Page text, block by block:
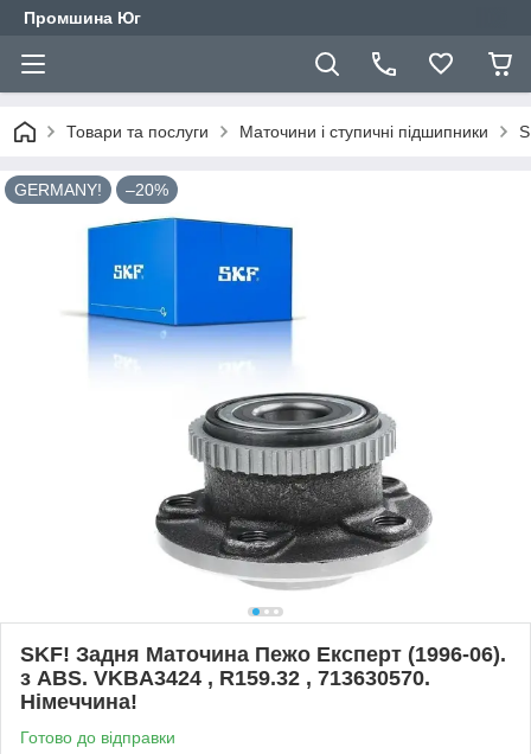
Промшина Юг
Товари та послуги Маточини і ступичні підшипники
GERMANY! –20%
SKF! Задня Маточина Пежо Експерт (1996-06).
з ABS. VKBA3424 , R159.32 , 713630570.
Німеччина!
Готово до відправки